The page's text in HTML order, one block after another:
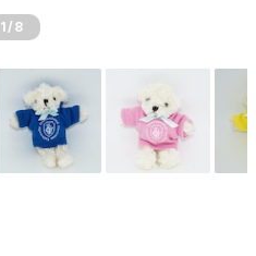
1 /8